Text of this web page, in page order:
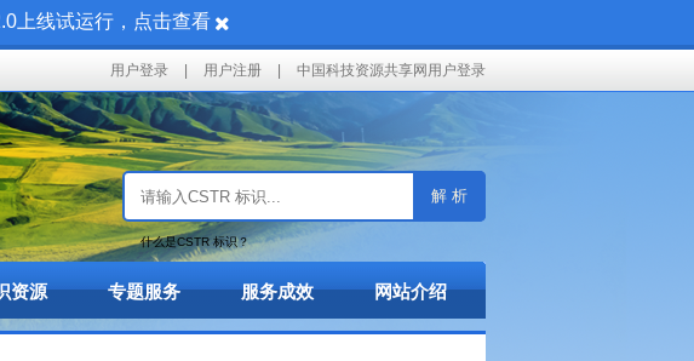
上线试运行，点击查看
用户登录 用户注册 中国科技资源共享网用户登录
解 析
什么是CSTR 标识？
资源 专题服务 服务成效 网站介绍